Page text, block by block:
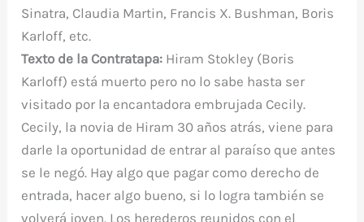
Sinatra, Claudia Martin, Francis X. Bushman, Boris
Karloff, etc.
Texto de la Contratapa: Hiram Stokley (Boris
Karloff) está muerto pero no lo sabe hasta ser
visitado por la encantadora embrujada Cecily.
Cecily, la novia de Hiram 30 años atrás, viene para
darle la oportunidad de entrar al paraíso que antes
se le negó. Hay algo que pagar como derecho de
entrada, hacer algo bueno, si lo logra también se
volverá joven. Los herederos reunidos con el